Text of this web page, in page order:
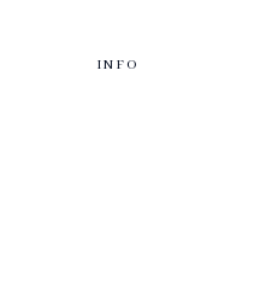
INFO